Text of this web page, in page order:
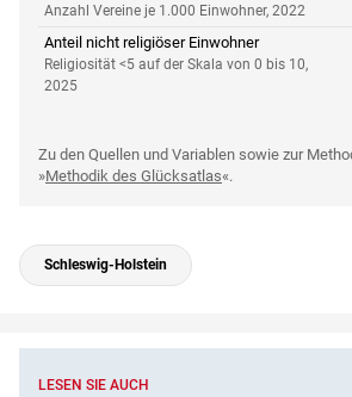
Anzahl Vereine je 1.000 Einwohner, 2022
Anteil nicht religiöser Einwohner
Religiosität <5 auf der Skala von 0 bis 10,
2025
Zu den Quellen und Variablen sowie zur
»Methodik des Glücksatlas«.
Schleswig-Holstein
LESEN SIE AUCH